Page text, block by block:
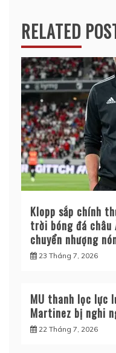
viết
RELATED
Klopp sắp chính
trời bóng đá
chuyển nhượng
23 Tháng 7, 2026
MU thanh lọc lực
Martinez bị nghi
22 Tháng 7, 2026